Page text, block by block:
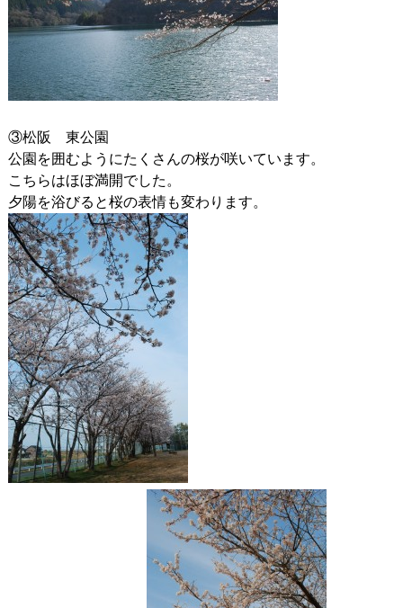
③松阪 東公園
公園を囲むようにたくさんの桜が咲いています。
こちらはほぼ満開でした。
夕陽を浴びると桜の表情も変わります。